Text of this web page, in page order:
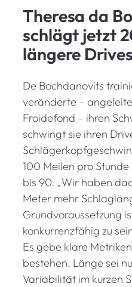
Theresa da
schlägt jetzt
längere Drives
De Bochdanovits
veränderte –
Froidefond – ihren
schwingt sie ihren
100 Meilen pro
bis 90. „Wir haben
Meter mehr
Grundvoraussetzung
konkurrenzfähig zu
Es gebe klare
bestehen. Länge sei
Variabilität im kurzen